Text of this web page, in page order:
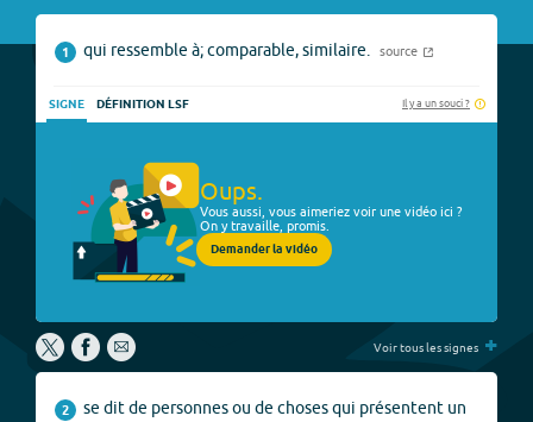
1 qui ressemble à; comparable, similaire. source
SIGNE DÉFINITION LSF Il y a un souci ?
Oups.
Vous aussi, vous aimeriez voir une vidéo ici ?
On y travaille, promis.
Demander la vidéo
Voir tous les signes +
2
se dit de personnes ou de choses qui présentent un